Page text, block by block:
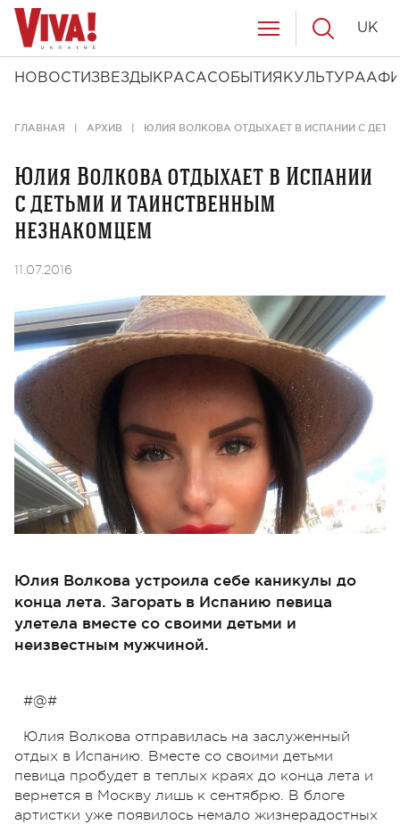
НОВОСТИ ЗВЕЗДЫ КРАСАСОБЫТИЯ КУЛЬТУРА
UK
ГЛАВНАЯ АРХИВ ЮЛИЯ ВОЛКОВА ОТДЫХАЕТ В ИСПАНИИ С
Юлия Волкова отдыхает в Испании
с детьми и таинственным
незнакомцем
11.07.2016
Юлия Волкова устроила себе каникулы до
конца лета. Загорать в Испанию певица
улетела вместе со своими детьми и
неизвестным мужчиной.
#@#
Юлия Волкова отправилась на заслуженный
отдых в Испанию. Вместе со своими детьми
певица пробудет в теплых краях до конца лета и
вернется в Москву лишь к сентябрю. В блоге
артистки уже появилось немало жизнерадостных